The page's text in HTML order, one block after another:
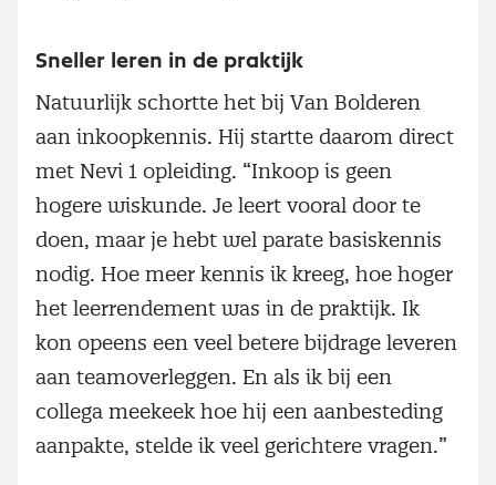
Sneller leren in de praktijk
Natuurlijk schortte het bij Van Bolderen
aan inkoopkennis. Hij startte daarom direct
met Nevi 1 opleiding. “Inkoop is geen
hogere wiskunde. Je leert vooral door te
doen, maar je hebt wel parate basiskennis
nodig. Hoe meer kennis ik kreeg, hoe hoger
het leerrendement was in de praktijk. Ik
kon opeens een veel betere bijdrage leveren
aan teamoverleggen. En als ik bij een
collega meekeek hoe hij een aanbesteding
aanpakte, stelde ik veel gerichtere vragen.”